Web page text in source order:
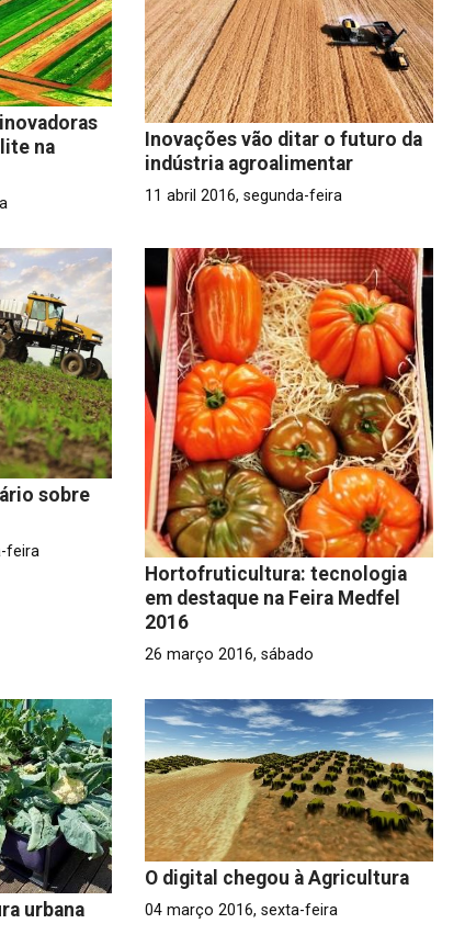
na
Inovações vão ditar o futuro da
indústria agroalimentar
11 abril 2016, segunda-feira
sobre
feira
Hortofruticultura: tecnologia
em destaque na Feira Medfel
2016
26 março 2016, sábado
urbana
O digital chegou à Agricultura
04 março 2016, sexta-feira